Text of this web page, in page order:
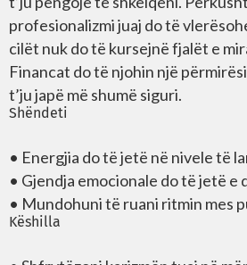
profesionalizmi juaj do të
cilët nuk do të kursejnë fjalët e
Financat do të njohin një
t’ju japë më shumë siguri.
Shëndeti
• Energjia do të jetë në nivele të
• Gjendja emocionale do të jetë e
• Mundohuni të ruani ritmin mes
Këshilla